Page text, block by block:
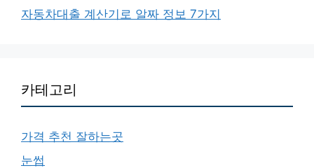
자동차대출 계산기로 알짜 정보 7가지
카테고리
가격 추천 잘하는곳
눈썹